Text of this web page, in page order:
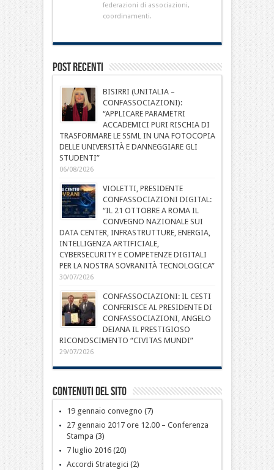
federazioni di associazioni,
coordinamenti.
Post Recenti
BISIRRI (UNITALIA –
CONFASSOCIAZIONI):
“APPLICARE PARAMETRI
ACCADEMICI PURI RISCHIA DI
TRASFORMARE LE SSML IN UNA FOTOCOPIA
DELLE UNIVERSITÀ E DANNEGGIARE GLI
STUDENTI”
06/08/2026
VIOLETTI, PRESIDENTE
CONFASSOCIAZIONI DIGITAL:
“IL 21 OTTOBRE A ROMA IL
CONVEGNO NAZIONALE SUI
DATA CENTER, INFRASTRUTTURE, ENERGIA,
INTELLIGENZA ARTIFICIALE,
CYBERSECURITY E COMPETENZE DIGITALI
PER LA NOSTRA SOVRANITÀ TECNOLOGICA”
30/07/2026
CONFASSOCIAZIONI: IL CESTI
CONFERISCE AL PRESIDENTE DI
CONFASSOCIAZIONI, ANGELO
DEIANA IL PRESTIGIOSO
RICONOSCIMENTO “CIVITAS MUNDI”
29/07/2026
Contenuti del sito
19 gennaio convegno (7)
27 gennaio 2017 ore 12.00 – Conferenza
Stampa (3)
7 luglio 2016(20)
Accordi Strategici (2)